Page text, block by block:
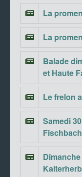
La
La
Balade
et Haute
Le frelon
Samedi
Fischbach